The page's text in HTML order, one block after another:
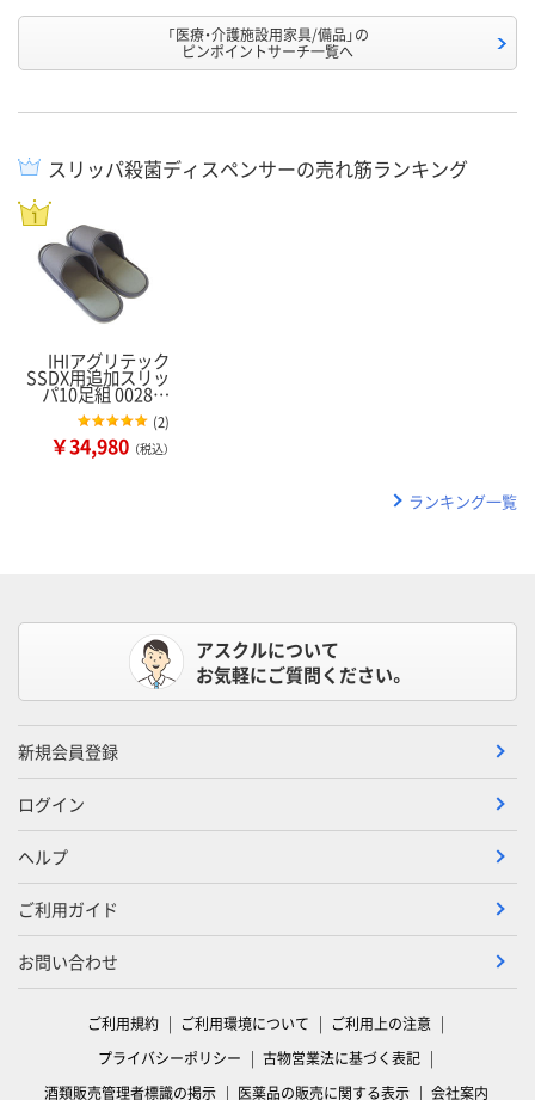
「医療・介護施設用家具/備品」の
ピンポイントサーチ一覧へ
スリッパ殺菌ディスペンサーの売れ筋ランキング
IHIアグリテック
SSDX用追加スリッ
パ10足組 0028…
(2)
￥34,980 （税込）
ランキング一覧
アスクルについて
お気軽にご質問ください。
新規会員登録
ログイン
ヘルプ
ご利用ガイド
お問い合わせ
ご利用規約 ご利用環境について
ご利用上の注意
プライバシーポリシー
古物営業法に基づく表記
酒類販売管理者標識の掲示
医薬品の販売に関する表示 会社案内